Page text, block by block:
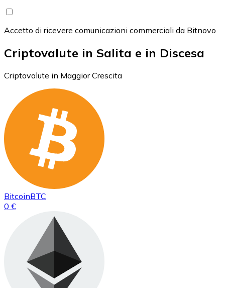
Accetto di ricevere comunicazioni commerciali da Bitnovo
Criptovalute in Salita e in Discesa
Criptovalute in Maggior Crescita
BitcoinBTC
0 €